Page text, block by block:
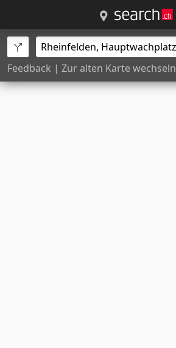
Feedback | Zur alten Karte wechseln